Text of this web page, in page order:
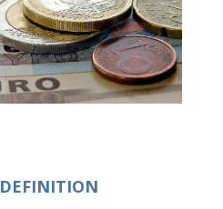
DEFINITION